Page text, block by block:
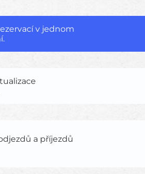
v jednom
a příjezdů